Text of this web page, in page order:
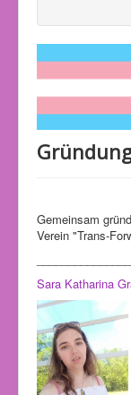
Gemeinsam
Verein "Trans-
Sara Katharina